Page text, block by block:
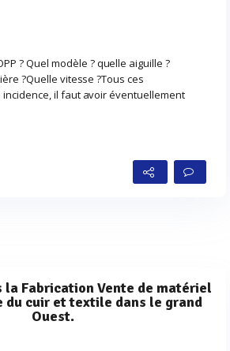
? Quel modèle ? quelle aiguille ?
?Quelle vitesse ?Tous ces
il faut avoir éventuellement
la Fabrication Vente de matériel
du cuir et textile dans le grand
Ouest.